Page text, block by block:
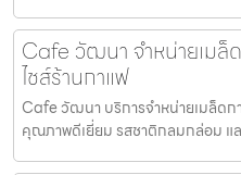
Cafe วัฒนา จำหน่ายเม
ไชส์ร้านกาแฟ
Cafe วัฒนา บริการจำหน่ายเมล็ดก
คุณภาพดีเยี่ยม รสชาติกลมกล่อม แ